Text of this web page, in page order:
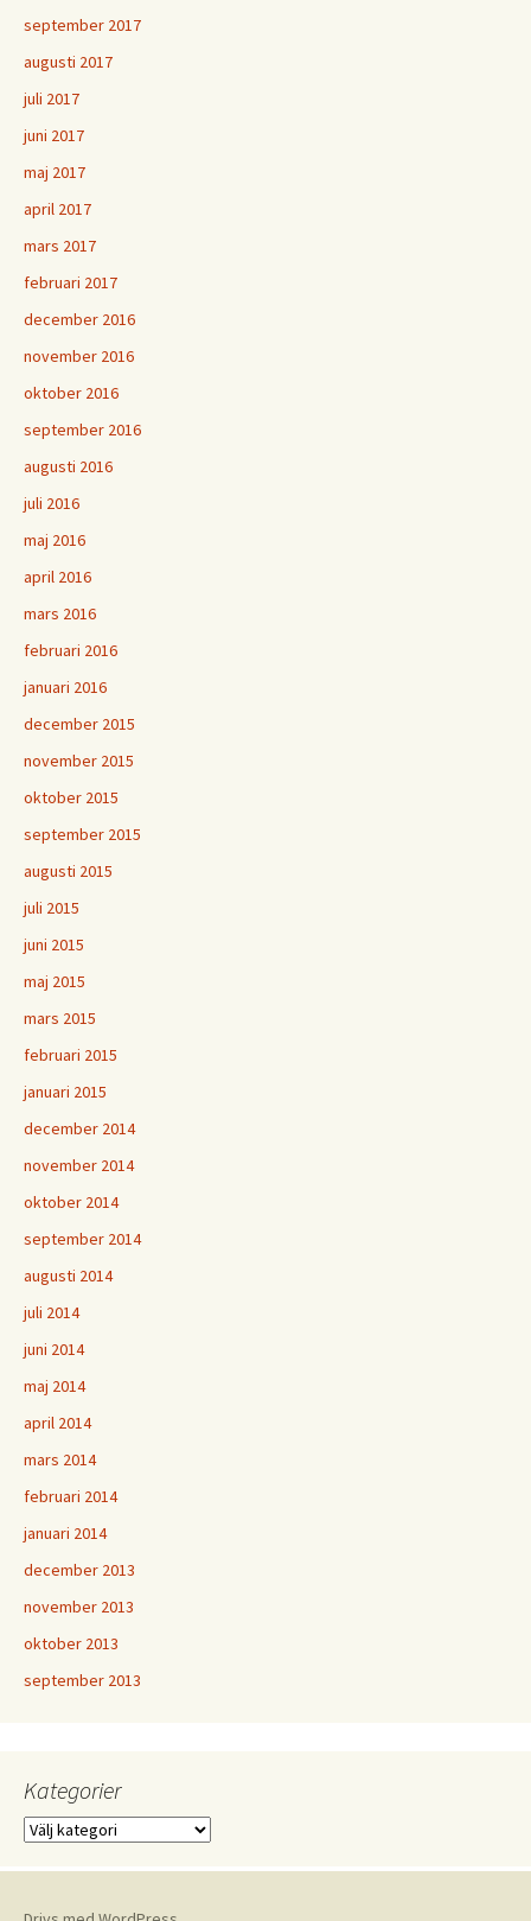
september 2017
augusti 2017
juli 2017
juni 2017
maj 2017
april 2017
mars 2017
februari 2017
december 2016
november 2016
oktober 2016
september 2016
augusti 2016
juli 2016
maj 2016
april 2016
mars 2016
februari 2016
januari 2016
december 2015
november 2015
oktober 2015
september 2015
augusti 2015
juli 2015
juni 2015
maj 2015
mars 2015
februari 2015
januari 2015
december 2014
november 2014
oktober 2014
september 2014
augusti 2014
juli 2014
juni 2014
maj 2014
april 2014
mars 2014
februari 2014
januari 2014
december 2013
november 2013
oktober 2013
september 2013
Kategorier
Kategorier